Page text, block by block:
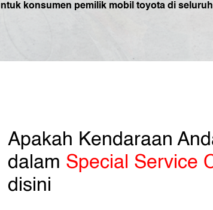
konsumen pemilik mobil toyota di
Apakah Kendaraan
dalam Special Service
disini